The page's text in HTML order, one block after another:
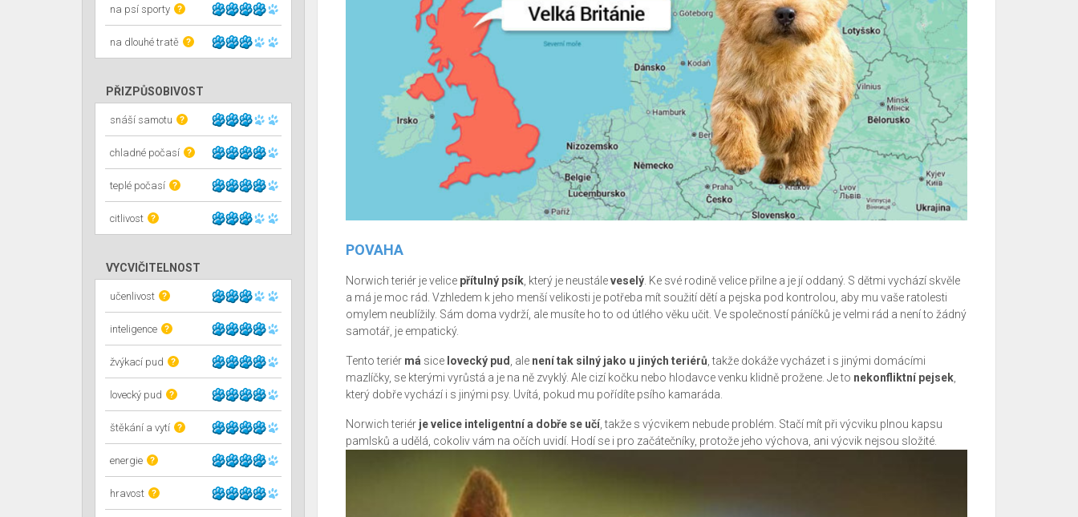
na psí sporty ?
na dlouhé tratě ?
PŘIZPŮSOBIVOST
snáší samotu ?
chladné počasí ?
teplé počasí ?
citlivost ?
VYCVIČITELNOST
učenlivost ?
inteligence ?
žvýkací pud ?
lovecký pud ?
štěkání a vytí ?
energie ?
hravost ?
POVAHA
Norwich teriér je velice přítulný psík, který je neustáleveselý. Ke své rodině velice přilne a je jí oddaný. S dětmi vychází skvěle
a má je moc rád. Vzhledem k jeho menší velikosti je potřeba mít soužití dětí a pejska pod kontrolou, aby mu vaše ratolesti
omylem neublížily. Sám doma vydrží, ale musíte ho to od útlého věku učit. Ve společností páníčků je velmi rád a není to žádný
samotář, je empatický.
Tento teriér má sice lovecký pud, ale není tak silný jako u jiných teriérů, takže dokáže vycházet i s jinými domácími
mazlíčky, se kterými vyrůstá a je na ně zvyklý. Ale cizí kočku nebo hlodavce venku klidně prožene. Je to nekonfliktní pejsek,
který dobře vychází i s jinými psy. Uvítá, pokud mu pořídíte psího kamaráda.
Norwich teriér je velice inteligentní a dobře se učí, takže s výcvikem nebude problém. Stačí mít při výcviku plnou kapsu
pamlsků a udělá, cokoliv vám na očích uvidí. Hodí se i pro začátečníky, protože jeho výchova, ani výcvik nejsou složité.